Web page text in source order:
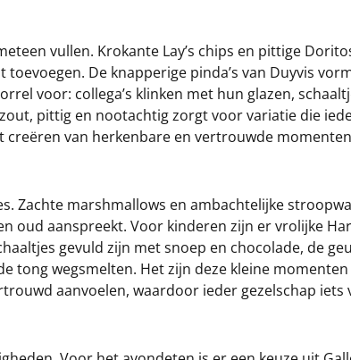
vullen. Krokante Lay’s chips en pittige
De knapperige pinda’s van Duyvis
voor: collega’s klinken met hun glazen,
pittig en nootachtig zorgt voor variatie die
van herkenbare en vertrouwde
Zachte marshmallows en ambachtelijke
oud aanspreekt. Voor kinderen zijn er vrolijke
gevuld zijn met snoep en chocolade, de
wegsmelten. Het zijn deze kleine
aanvoelen, waardoor ieder gezelschap iets